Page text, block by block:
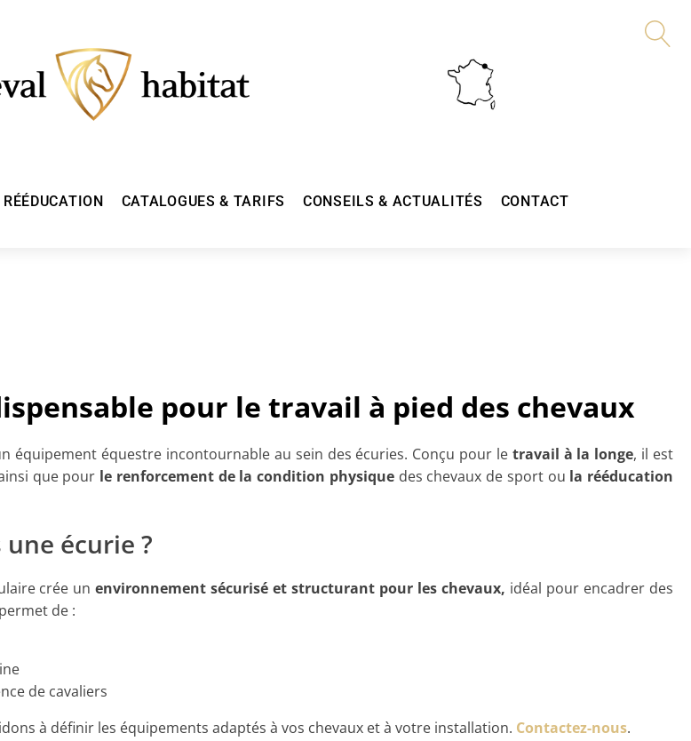
CATALOGUES & TARIFS CONSEILS & ACTUALITÉS CONTACT
pour le travail à pied des chevaux
équipement équestre incontournable au sein des écuries. Conçu pour le travail à la longe, il est
que pour le renforcement de la condition physique des chevaux de sport ou la rééducation
écurie ?
crée unenvironnement sécurisé et structurant pour les chevaux, idéal pour encadrer des
de :
de cavaliers
à définir les équipements adaptés à vos chevaux et à votre installation. Contactez-nous.